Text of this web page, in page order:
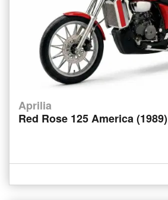
Aprilia
Red Rose 125 America (1989)